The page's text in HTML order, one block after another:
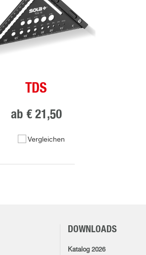
TDS
ab € 21,50
Vergleichen
DOWNLOADS
Katalog 2026